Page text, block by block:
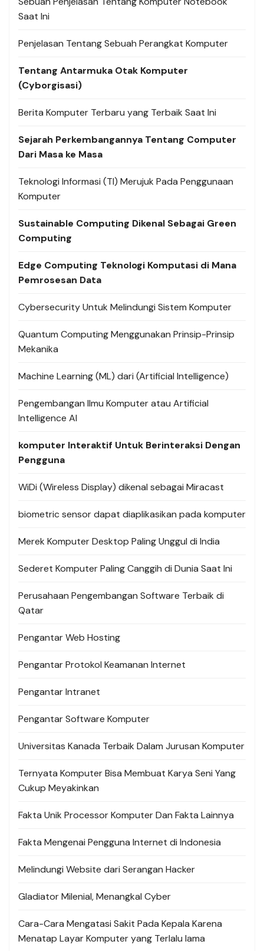
Saat Ini
Penjelasan Tentang Sebuah Perangkat Komputer
Tentang Antarmuka Otak Komputer
(Cyborgisasi)
Berita Komputer Terbaru yang Terbaik Saat Ini
Sejarah Perkembangannya Tentang Computer
Dari Masa ke Masa
Teknologi Informasi (TI) Merujuk Pada Penggunaan
Komputer
Sustainable Computing Dikenal Sebagai Green
Computing
Edge Computing Teknologi Komputasi di Mana
Pemrosesan Data
Cybersecurity Untuk Melindungi Sistem Komputer
Quantum Computing Menggunakan Prinsip-Prinsip
Mekanika
Machine Learning (ML) dari (Artificial Intelligence)
Pengembangan Ilmu Komputer atau Artificial
Intelligence AI
komputer Interaktif Untuk Berinteraksi Dengan
Pengguna
WiDi (Wireless Display) dikenal sebagai Miracast
biometric sensor dapat diaplikasikan pada komputer
Merek Komputer Desktop Paling Unggul di India
Sederet Komputer Paling Canggih di Dunia Saat Ini
Perusahaan Pengembangan Software Terbaik di
Qatar
Pengantar Web Hosting
Pengantar Protokol Keamanan Internet
Pengantar Intranet
Pengantar Software Komputer
Universitas Kanada Terbaik Dalam Jurusan Komputer
Ternyata Komputer Bisa Membuat Karya Seni Yang
Cukup Meyakinkan
Fakta Unik Processor Komputer Dan Fakta Lainnya
Fakta Mengenai Pengguna Internet di Indonesia
Melindungi Website dari Serangan Hacker
Gladiator Milenial, Menangkal Cyber
Cara-Cara Mengatasi Sakit Pada Kepala Karena
Menatap Layar Komputer yang Terlalu lama